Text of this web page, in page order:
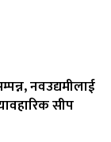
नवउद्यमीलाई
सीप